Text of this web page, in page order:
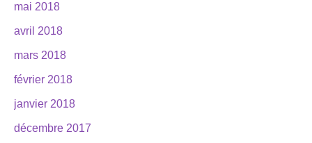
mai 2018
avril 2018
mars 2018
février 2018
janvier 2018
décembre 2017